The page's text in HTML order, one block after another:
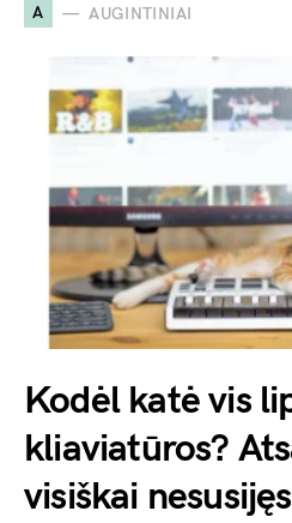
A AUGINTINIAI
Kodėl katė vis
kliaviatūros?
visiškai